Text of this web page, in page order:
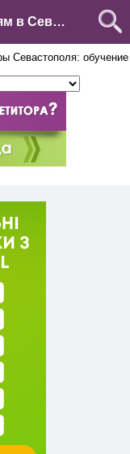
Репетиторы по профессиям в Севастополе
Севастополя: обучение